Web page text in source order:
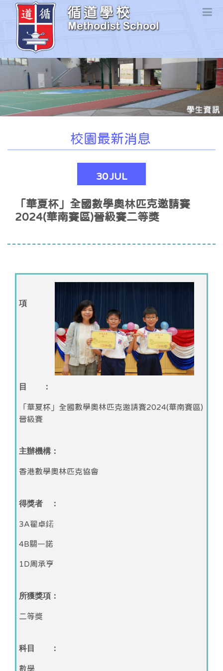
校園最新消息
30JUL
「華夏杯」全國數學奧林匹克邀請賽
2024(華南賽區)晉級賽二等獎
項
目 ：
「華夏杯」全國數學奧林匹克邀請賽2024(華南賽區)
晉級賽
主辦機構：
香港數學奧林匹克協會
得獎者 ：
3A翟卓鍩
4B關一諾
1D周承亨
所獲獎項：
二等獎
科目 ：
數學